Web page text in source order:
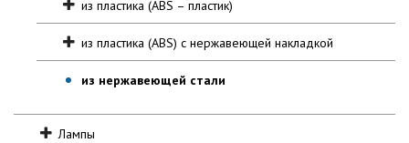
из пластика (ABS – пластик)
из пластика (ABS) с нержавеющей накладкой
из нержавеющей стали
Лампы